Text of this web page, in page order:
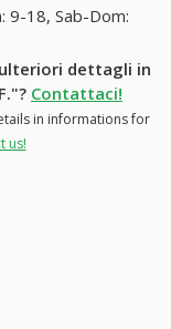
9-18, Sab-Dom:
dettagli in
Contattaci!
in informations for
us!